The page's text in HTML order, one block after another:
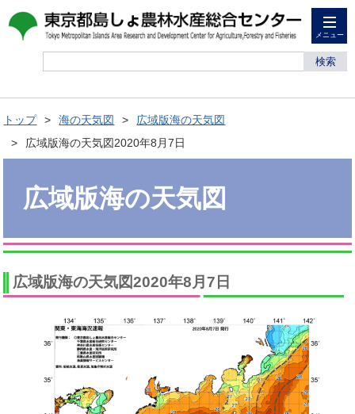
メニュー
検索
トップ 海の天気図
広域版海の天気図
広域版海の天気図2020年8月7日
広域版海の天気図
広域版海の天気図2020年8月7日